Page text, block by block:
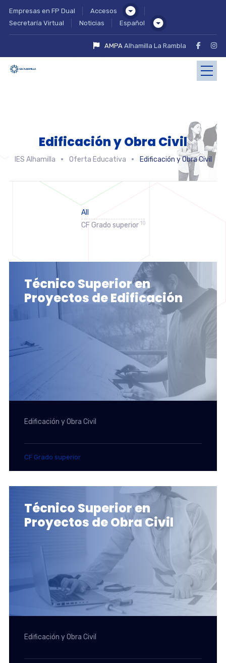
Empresas en FP Dual
Accesos
Secretaría Virtual
Noticias Español
AMPAAlhamilla La Rambla
Edificación y Obra Civil
IES Alhamilla Oferta Educativa Edificación y Obra Civil
All
CF Grado superior 10
Técnico Superior en
Proyectos de Edificación
Edificación y Obra Civil
CF Grado superior
Técnico Superior en
Proyectos de Obra Civil
Edificación y Obra Civil